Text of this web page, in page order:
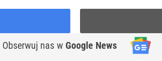
Obserwuj nas w Google News